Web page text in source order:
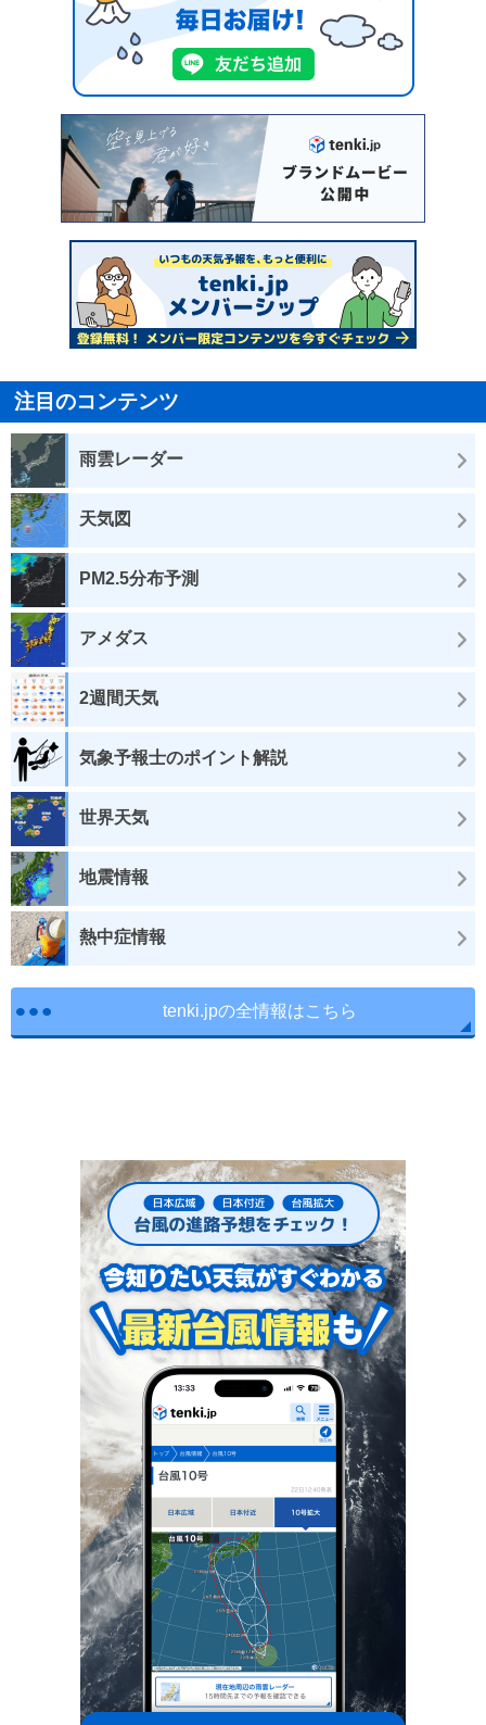
注目のコンテンツ
雨雲レーダー
天気図
PM2.5分布予測
アメダス
2週間天気
気象予報士のポイント解説
世界天気
地震情報
熱中症情報
tenki.jpの全情報はこちら